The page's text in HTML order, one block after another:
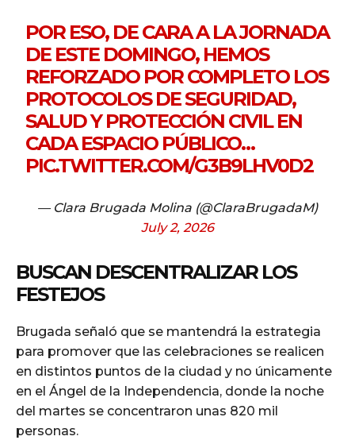
POR ESO, DE CARA A LA JORNADA
DE ESTE DOMINGO, HEMOS
REFORZADO POR COMPLETO LOS
PROTOCOLOS DE SEGURIDAD,
SALUD Y PROTECCIÓN CIVIL EN
CADA ESPACIO PÚBLICO…
PIC.TWITTER.COM/G3B9LHV0D2
— Clara Brugada Molina (@ClaraBrugadaM)
July 2, 2026
BUSCAN DESCENTRALIZAR LOS
FESTEJOS
Brugada señaló que se mantendrá la estrategia
para promover que las celebraciones se realicen
en distintos puntos de la ciudad y no únicamente
en el Ángel de la Independencia, donde la noche
del martes se concentraron unas 820 mil
personas.